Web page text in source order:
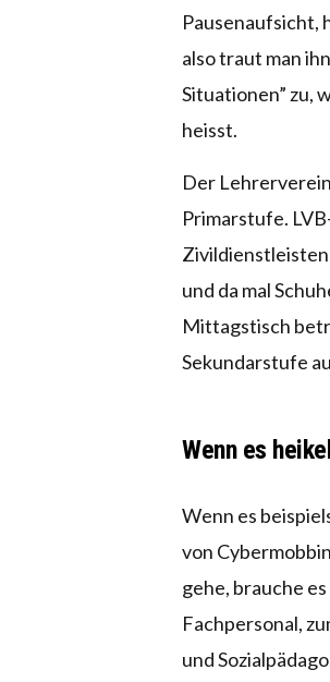
Pausenaufsicht,
also traut man
Situationen” zu,
heisst.
Der
Primarstufe.
und da mal
Mittagstisch
Sekundarstufe
Wenn es
Wenn es
von
gehe, brauche
Fachpersonal,
und